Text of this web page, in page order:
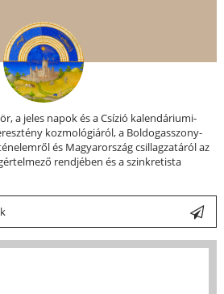
a jeles napok és a Csízió kalendáriumi-
kozmológiáról, a Boldogasszony-
és Magyarország csillagzatáról az
rendjében és a szinkretista